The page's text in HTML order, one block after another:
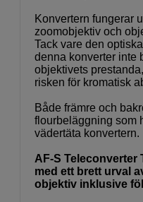
Konvertern fungerar
zoomobjektiv och
Tack vare den
denna konverter inte
objektivets
risken för kromatisk
Både främre och
flourbeläggning som
vädertäta konvertern.
AF-S Teleconverter
med ett brett urval
objektiv inklusive